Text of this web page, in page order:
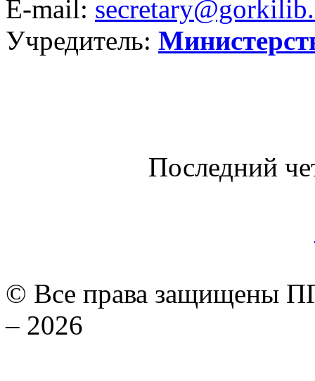
E-mail:
Учредитель:
Последний
© Все права защищены
– 2026